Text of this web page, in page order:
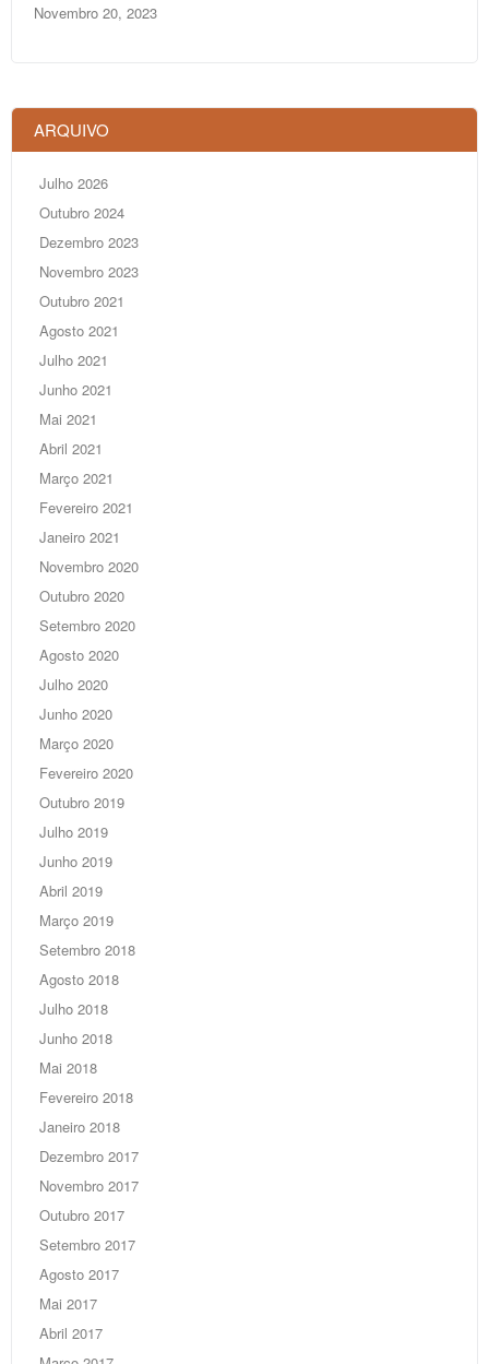
Novembro 20, 2023
ARQUIVO
Julho 2026
Outubro 2024
Dezembro 2023
Novembro 2023
Outubro 2021
Agosto 2021
Julho 2021
Junho 2021
Mai 2021
Abril 2021
Março 2021
Fevereiro 2021
Janeiro 2021
Novembro 2020
Outubro 2020
Setembro 2020
Agosto 2020
Julho 2020
Junho 2020
Março 2020
Fevereiro 2020
Outubro 2019
Julho 2019
Junho 2019
Abril 2019
Março 2019
Setembro 2018
Agosto 2018
Julho 2018
Junho 2018
Mai 2018
Fevereiro 2018
Janeiro 2018
Dezembro 2017
Novembro 2017
Outubro 2017
Setembro 2017
Agosto 2017
Mai 2017
Abril 2017